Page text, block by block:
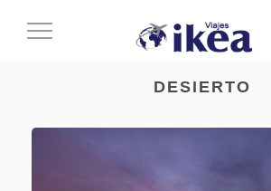
Cambiar
DESIERTO